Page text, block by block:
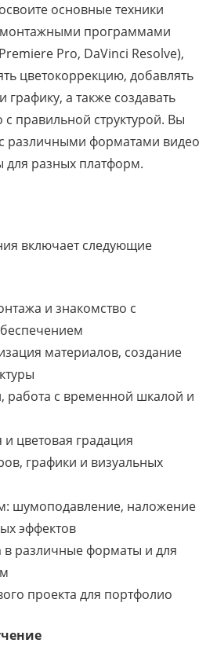
основные техники
монтажными программами
Pro, DaVinci Resolve),
цветокоррекцию, добавлять
графику, а также создавать
правильной структурой. Вы
различными форматами видео
для разных платформ.
включает следующие
и знакомство с
материалов, создание
работа с временной шкалой и
цветовая градация
графики и визуальных
шумоподавление, наложение
эффектов
в различные форматы и для
проекта для портфолио